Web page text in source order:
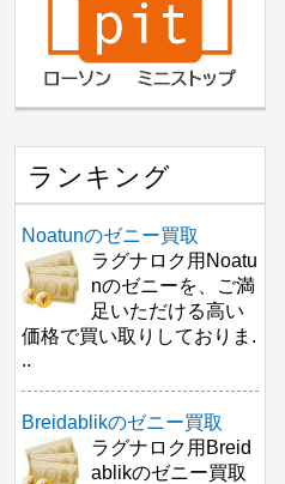
ランキング
Noatunのゼニー買取
ラグナロク用Noatu
nのゼニーを、ご満
足いただける高い
価格で買い取りしておりま.
..
Breidablikのゼニー買取
ラグナロク用Breid
ablikのゼニー買取